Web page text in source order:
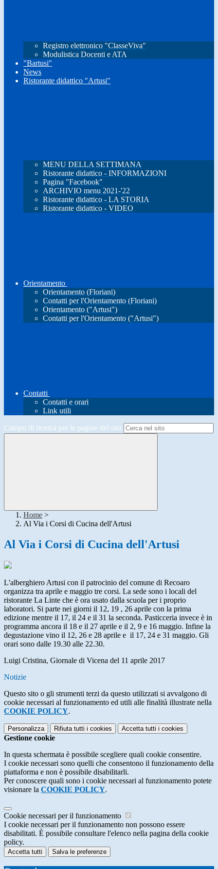
Registro elettronico "ClasseViva"
Modulistica Docenti e ATA
"Bartusi"
News
Ristorante didattico "Artusi"
MENU DELLA SETTIMANA
Ristorante didattico - INFORMAZIONI
Pagina "Facebook"
ARCHIVIO menu 2021-'22
Ristorante didattico - LA STORIA
Ristorante didattico - VIDEO
Orientamento
Orientamento (Floriani)
Contatti per l'Orientamento (Floriani)
Orientamento ("Artusi")
Contatti per l'Orientamento ("Artusi")
Contatti
Contatti e orari
Link utili
Campo di ricerca per le pagine del sito
Home >
Al Via i Corsi di Cucina dell'Artusi
Al Via i Corsi di Cucina dell'Artusi
L'alberghiero Artusi con il patrocinio del comune di Recoaro
organizza tra aprile e maggio tre corsi. La sede sono i locali del
ristorante La Linte che è ora usato dalla scuola per i proprio
laboratori. Si parte nei giorni il 12, 19 , 26 aprile con la prima
edizione mentre il 17, il 24 e il 31 la seconda. Pasticceria invece è in
programma ancora il 18 e il 27 aprile e il 2, 9 e 16 maggio. Infine la
degustazione vino il 12, 26 e 28 aprile e il 17, 24 e 31 maggio. Gli
orari sono dalle 19.30 alle 22.30.
Luigi Cristina, Giornale di Vicena del 11 aprile 2017
Notizie
Questo sito o gli strumenti terzi da questo utilizzati si avvalgono di
cookie necessari al funzionamento ed utili alle finalità illustrate nella
COOKIE POLICY.
Personalizza Rifiuta tutti i cookies Accetta tutti i cookies
Gestione cookie
In questa schermata è possibile scegliere quali cookie consentire.
I cookie necessari sono quelli che consentono il funzionamento della
piattaforma e non è possibile disabilitarli.
Per conoscere quali sono i cookie necessari al funzionamento potete
visionare la COOKIE POLICY.
Cookie necessari per il funzionamento
I cookie necessari per il funzionamento non possono essere
disabilitati. È possibile consultare l'elenco nella pagina della cookie
policy.
Accetta tutti Salva le preferenze